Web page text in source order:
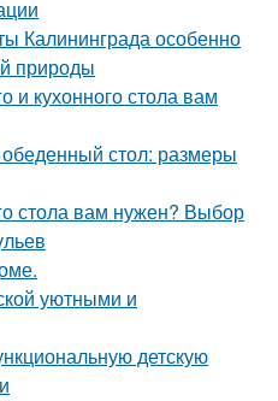
Калининграда особенно
природы
и кухонного стола вам
стол: размеры
стола вам нужен? Выбор
уютными и
детскую